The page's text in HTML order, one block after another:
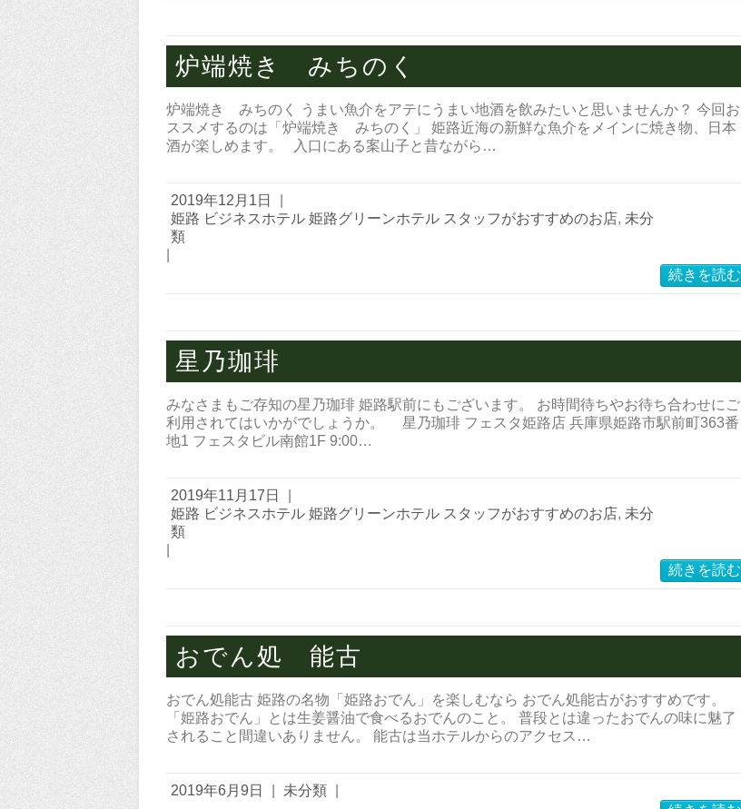
炉端焼き みちのく
炉端焼き みちのく うまい魚介をアテにうまい地酒を飲みたいと思いませんか？ 今回お
ススメするのは「炉端焼き みちのく」 姫路近海の新鮮な魚介をメインに焼き物、日本
酒が楽しめます。 入口にある案山子と昔ながら…
2019年12月1日
姫路 ビジネスホテル 姫路グリーンホテル スタッフがおすすめのお店, 未分
類
続きを読む
星乃珈琲
みなさまもご存知の星乃珈琲 姫路駅前にもございます。 お時間待ちやお待ち合わせにご
利用されてはいかがでしょうか。 星乃珈琲 フェスタ姫路店 兵庫県姫路市駅前町363番
地1 フェスタビル南館1F 9:00…
2019年11月17日
姫路 ビジネスホテル 姫路グリーンホテル スタッフがおすすめのお店, 未分
類
続きを読む
おでん処 能古
おでん処能古 姫路の名物「姫路おでん」を楽しむなら おでん処能古がおすすめです。
「姫路おでん」とは生姜醤油で食べるおでんのこと。 普段とは違ったおでんの味に魅了
されること間違いありません。 能古は当ホテルからのアクセス…
2019年6月9日 未分類